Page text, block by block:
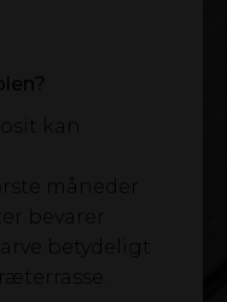
kan
måneder
bevarer
betydeligt